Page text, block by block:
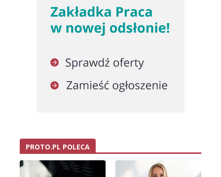
PROTO.PL POLECA